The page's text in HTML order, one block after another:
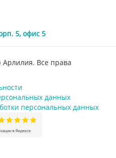
5, офис 5
Все права
данных
персональных данных